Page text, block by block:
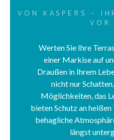
VON KASPERS –
VOR
Werten Sie Ihre
einer Markise auf
Draußen in Ihrem
nicht nur
Möglichkeiten, das
bieten Schutz an
behagliche
längst